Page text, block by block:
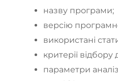
назву програми;
версію
використані
критерії відбору
параметри